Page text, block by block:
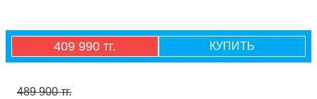
409 990 тг. КУПИТЬ
489 900 тг.